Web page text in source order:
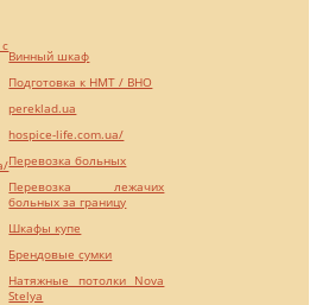
Винный шкаф
Подготовка к НМТ / ВНО
pereklad.ua
hospice-life.com.ua/
Перевозка больных
Перевозка лежачих
больных за границу
Шкафы купе
Брендовые сумки
Натяжные потолки Nova
Stelya